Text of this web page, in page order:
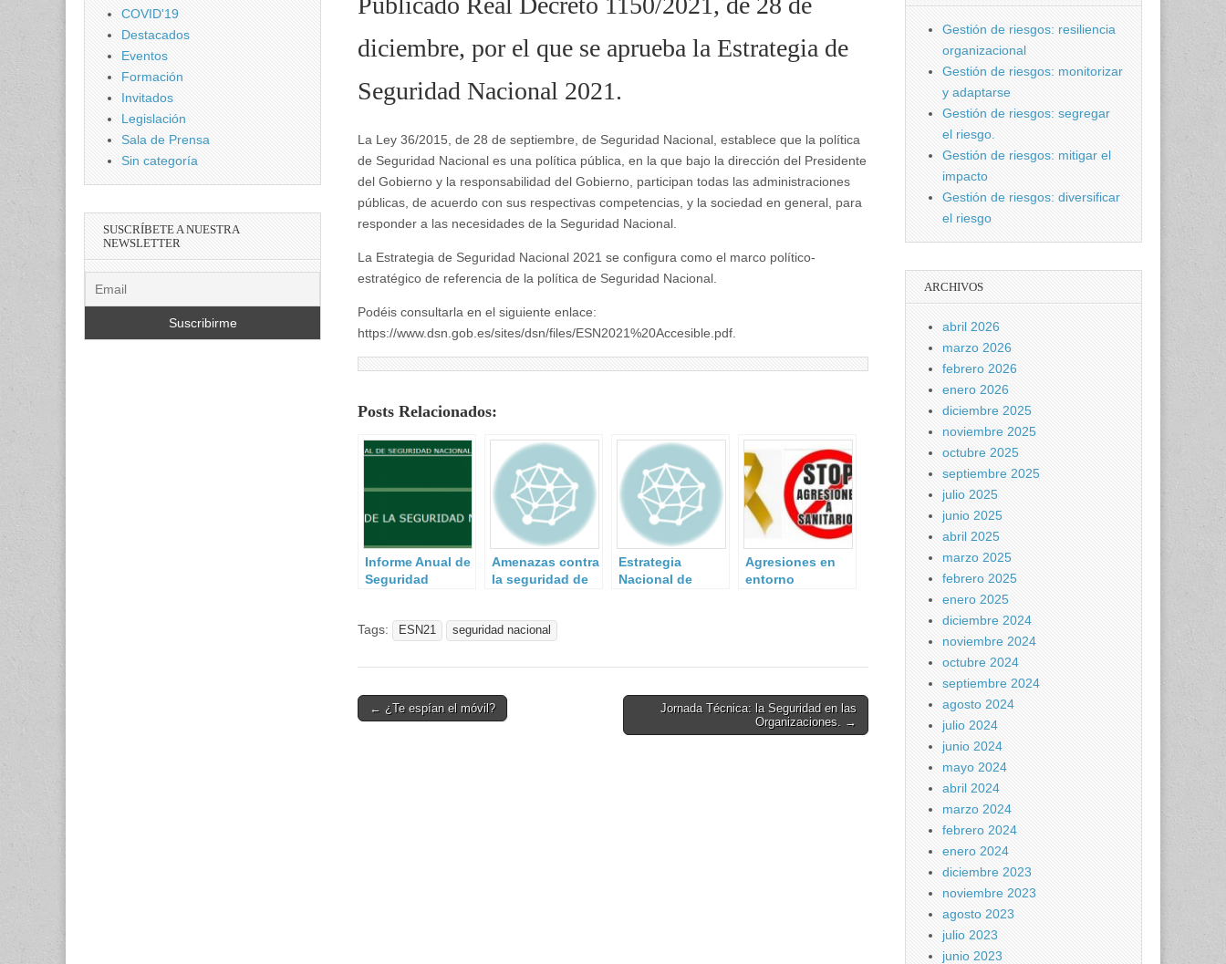
diciembre, por el que se aprueba la Estrategia de
Seguridad Nacional 2021.
La Ley 36/2015, de 28 de septiembre, de Seguridad Nacional, establece que la política
de Seguridad Nacional es una política pública, en la que bajo la dirección del Presidente
del Gobierno y la responsabilidad del Gobierno, participan todas las administraciones
públicas, de acuerdo con sus respectivas competencias, y la sociedad en general, para
responder a las necesidades de la Seguridad Nacional.
La Estrategia de Seguridad Nacional 2021 se configura como el marco político-
estratégico de referencia de la política de Seguridad Nacional.
Podéis consultarla en el siguiente enlace:
https://www.dsn.gob.es/sites/dsn/files/ESN2021%20Accesible.pdf.
Posts Relacionados:
Informe Anual de
Seguridad
Amenazas contra
la seguridad de
Estrategia
Nacional de
Agresiones en
entorno
Tags: ESN21 seguridad nacional
Post← ¿Te espían el móvil?
Jornada Técnica: la Seguridad en las
Organizaciones. →
COVID'19
Destacados
Eventos
Formación
Invitados
Legislación
Sala de Prensa
Sin categoría
SUSCRÍBETE A NUESTRA
NEWSLETTER
Gestión de riesgos: resiliencia
organizacional
Gestión de riesgos: monitorizar
y adaptarse
Gestión de riesgos: segregar
el riesgo.
Gestión de riesgos: mitigar el
impacto
Gestión de riesgos: diversificar
el riesgo
ARCHIVOS
abril 2026
marzo 2026
febrero 2026
enero 2026
diciembre 2025
noviembre 2025
octubre 2025
septiembre 2025
julio 2025
junio 2025
abril 2025
marzo 2025
febrero 2025
enero 2025
diciembre 2024
noviembre 2024
octubre 2024
septiembre 2024
agosto 2024
julio 2024
junio 2024
mayo 2024
abril 2024
marzo 2024
febrero 2024
enero 2024
diciembre 2023
noviembre 2023
agosto 2023
julio 2023
junio 2023